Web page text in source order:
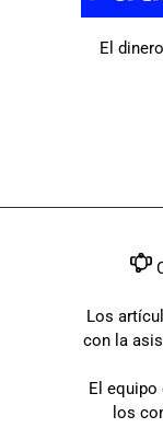
El
Los
con la
El
los